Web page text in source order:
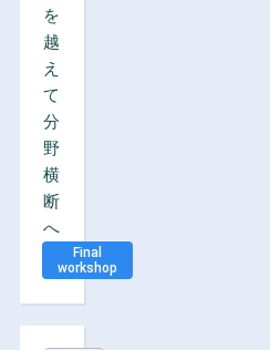
を
越
え
て
分
野
横
断
へ
Final
workshop